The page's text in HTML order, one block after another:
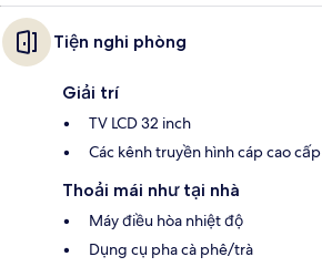
Tiện nghi phòng
Giải trí
TV LCD 32 inch
Các kênh truyền hình cáp cao cấp
Thoải mái như tại nhà
Máy điều hòa nhiệt độ
Dụng cụ pha cà phê/trà